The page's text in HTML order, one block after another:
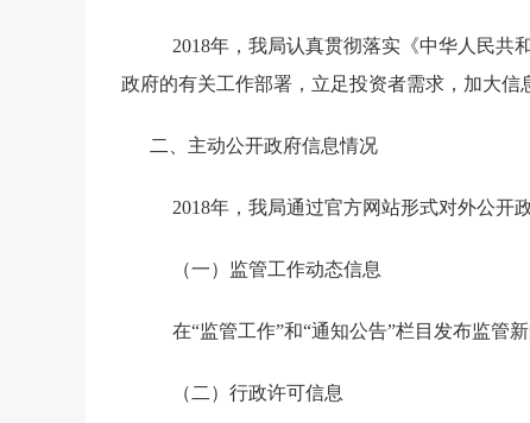
2018年，我局认真贯彻落实《中华人民共
政府的有关工作部署，立足投资者需求，加大信
二、主动公开政府信息情况
2018年，我局通过官方网站形式对外公开
（一） 监管工作动态信息
在“监管工作”和“通知公告”栏目发布监管
（二） 行政许可信息